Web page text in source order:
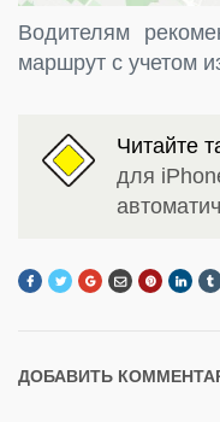
Водителям
маршрут с учетом
Читайте
для
ДОБАВИТЬ